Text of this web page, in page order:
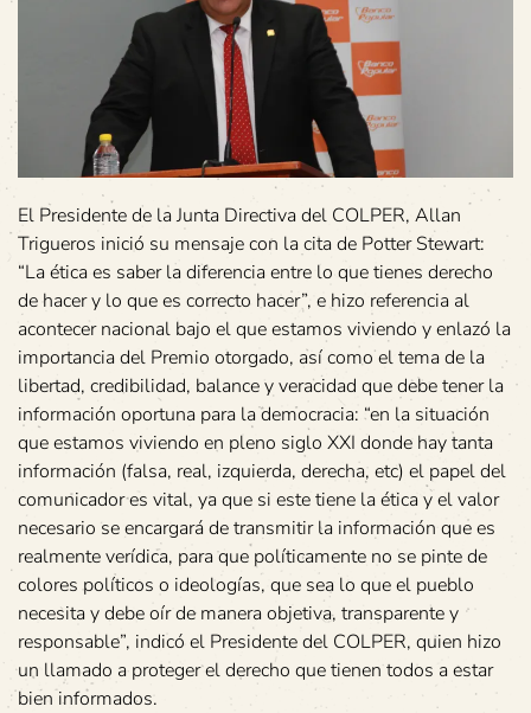
El Presidente de la Junta Directiva del COLPER, Allan
Trigueros inició su mensaje con la cita de Potter Stewart:
“La ética es saber la diferencia entre lo que tienes derecho
de hacer y lo que es correcto hacer”, e hizo referencia al
acontecer nacional bajo el que estamos viviendo y enlazó la
importancia del Premio otorgado, así como el tema de la
libertad, credibilidad, balance y veracidad que debe tener la
información oportuna para la democracia: “en la situación
que estamos viviendo en pleno siglo XXI donde hay tanta
información (falsa, real, izquierda, derecha, etc) el papel del
comunicador es vital, ya que si este tiene la ética y el valor
necesario se encargará de transmitir la información que es
realmente verídica, para que políticamente no se pinte de
colores políticos o ideologías, que sea lo que el pueblo
necesita y debe oír de manera objetiva, transparente y
responsable”, indicó el Presidente del COLPER, quien hizo
un llamado a proteger el derecho que tienen todos a estar
bien informados.